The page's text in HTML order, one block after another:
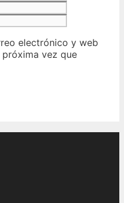
electrónico y web
vez que